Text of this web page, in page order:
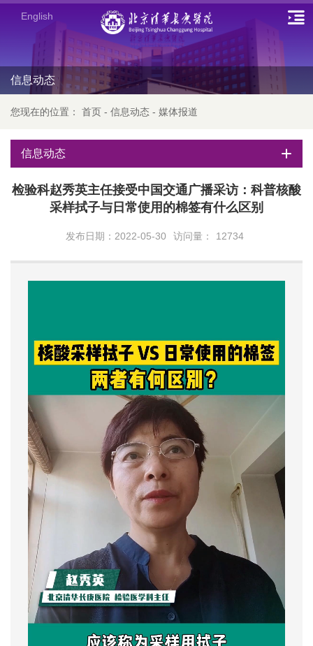
English
信息动态
您现在的位置： 首页 - 信息动态 - 媒体报道
信息动态
检验科赵秀英主任接受中国交通广播采访：科普核酸
采样拭子与日常使用的棉签有什么区别
发布日期：2022-05-30 访问量： 12734